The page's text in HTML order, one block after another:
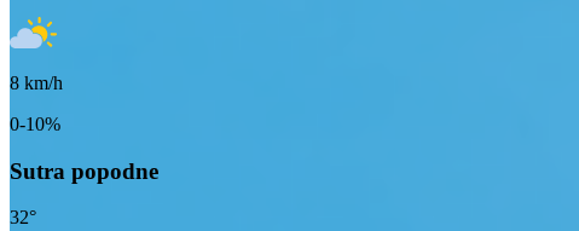
8 km/h
0-10%
Sutra popodne
32°